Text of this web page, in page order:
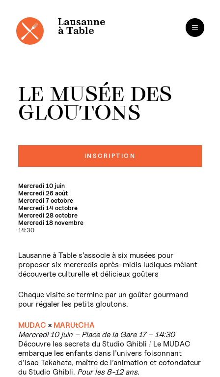
contenu
Lausanne
à Table
LE MUSÉE DES
GLOUTONS
Mercredi 10 juin
Mercredi 26 août
Mercredi 7 octobre
Mercredi 14 octobre
Mercredi 28 octobre
Mercredi 18 novembre
14:30
INSCRIPTION
Lausanne à Table s’associe à six musées pour
proposer six mercredis après-midis ludiques mêlant
découverte culturelle et délicieux goûters
Chaque visite se termine par un goûter gourmand
pour régaler les petits gloutons.
MUDAC × MARUtCHA
Mercredi 10 juin – Place de la Gare 17 – 14:30
Découvre les secrets du Studio Ghibli ! Le MUDAC
embarque les enfants dans l’univers foisonnant
d’Isao Takahata, maître de l’animation et cofondateur
du Studio Ghibli. Pour les 8-12 ans.